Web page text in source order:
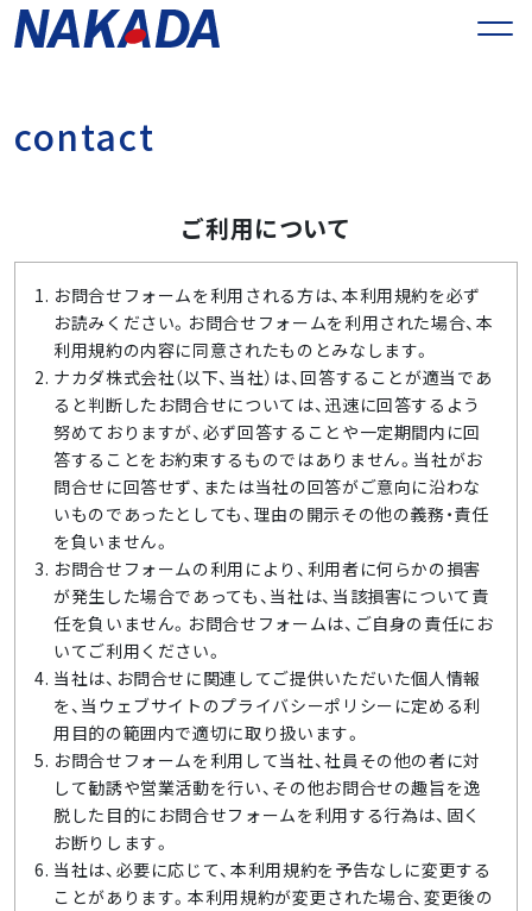
contact
ご利用について
お問合せフォームを利用される方は、本利用規約を必ず
お読みください。お問合せフォームを利用された場合、本
利用規約の内容に同意されたものとみなします。
ナカダ株式会社（以下、当社）は、回答することが適当であ
ると判断したお問合せについては、迅速に回答するよう
努めておりますが、必ず回答することや一定期間内に回
答することをお約束するものではありません。当社がお
問合せに回答せず、または当社の回答がご意向に沿わな
いものであったとしても、理由の開示その他の義務・責任
を負いません。
お問合せフォームの利用により、利用者に何らかの損害
が発生した場合であっても、当社は、当該損害について責
任を負いません。お問合せフォームは、ご自身の責任にお
いてご利用ください。
当社は、お問合せに関連してご提供いただいた個人情報
を、当ウェブサイトのプライバシーポリシーに定める利
用目的の範囲内で適切に取り扱います。
お問合せフォームを利用して当社、社員その他の者に対
して勧誘や営業活動を行い、その他お問合せの趣旨を逸
脱した目的にお問合せフォームを利用する行為は、固く
お断りします。
当社は、必要に応じて、本利用規約を予告なしに変更する
ことがあります。本利用規約が変更された場合、変更後の